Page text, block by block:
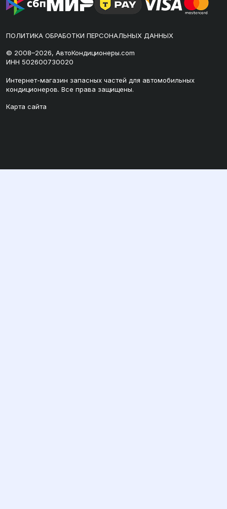
ПОЛИТИКА ОБРАБОТКИ ПЕРСОНАЛЬНЫХ ДАННЫХ
© 2008–2026, АвтоКондиционеры.com
ИНН 502600730020
Интернет-магазин запасных частей для автомобильных
кондиционеров. Все права защищены.
Карта сайта